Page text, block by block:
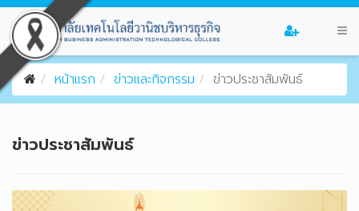
หน้าแรก ข่าวและกิจกรรม ข่าวประชาสัมพันธ์
ข่าวประชาสัมพันธ์